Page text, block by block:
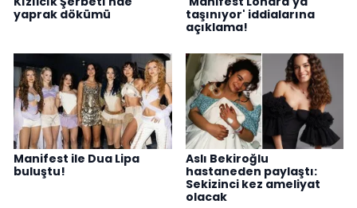
yaprak dökümü
taşınıyor' iddialarına
açıklama!
Manifest ile Dua Lipa
buluştu!
Aslı Bekiroğlu
hastaneden paylaştı:
Sekizinci kez ameliyat
olacak